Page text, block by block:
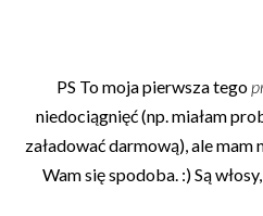
PS To moja pierwsza tego
niedociągnięć (np. miałam
załadować darmową), ale
Wam się spodoba. :) Są